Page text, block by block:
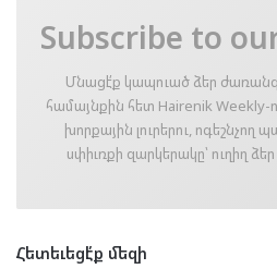
Subscribe to
Մնացէ՛ք կապուած ձեր
համայնքին հետ Hairenik Weekly-
խորքային լուրերու, ոգեշնչող
սփիւռքի զարկերակը՝ ուղիղ
Հետեւեցէ՛ք մեզի